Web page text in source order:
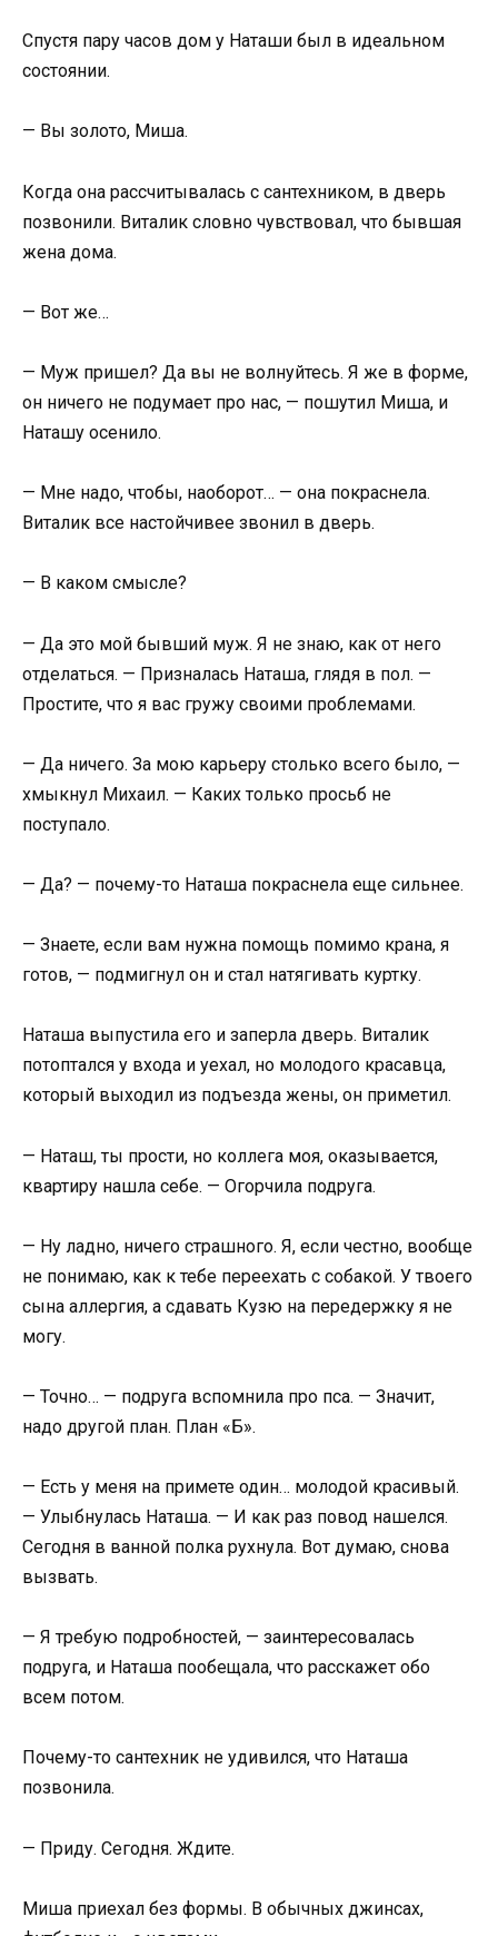
Спустя пару часов дом у Наташи был в идеальном
состоянии.
— Вы золото, Миша.
Когда она рассчитывалась с сантехником, в дверь
позвонили. Виталик словно чувствовал, что бывшая
жена дома.
— Вот же…
— Муж пришел? Да вы не волнуйтесь. Я же в форме,
он ничего не подумает про нас, — пошутил Миша, и
Наташу осенило.
— Мне надо, чтобы, наоборот… — она покраснела.
Виталик все настойчивее звонил в дверь.
— В каком смысле?
— Да это мой бывший муж. Я не знаю, как от него
отделаться. — Призналась Наташа, глядя в пол. —
Простите, что я вас гружу своими проблемами.
— Да ничего. За мою карьеру столько всего было, —
хмыкнул Михаил. — Каких только просьб не
поступало.
— Да? — почему-то Наташа покраснела еще сильнее.
— Знаете, если вам нужна помощь помимо крана, я
готов, — подмигнул он и стал натягивать куртку.
Наташа выпустила его и заперла дверь. Виталик
потоптался у входа и уехал, но молодого красавца,
который выходил из подъезда жены, он приметил.
— Наташ, ты прости, но коллега моя, оказывается,
квартиру нашла себе. — Огорчила подруга.
— Ну ладно, ничего страшного. Я, если честно, вообще
не понимаю, как к тебе переехать с собакой. У твоего
сына аллергия, а сдавать Кузю на передержку я не
могу.
— Точно… — подруга вспомнила про пса. — Значит,
надо другой план. План «Б».
— Есть у меня на примете один… молодой красивый.
— Улыбнулась Наташа. — И как раз повод нашелся.
Сегодня в ванной полка рухнула. Вот думаю, снова
вызвать.
— Я требую подробностей, — заинтересовалась
подруга, и Наташа пообещала, что расскажет обо
всем потом.
Почему-то сантехник не удивился, что Наташа
позвонила.
— Приду. Сегодня. Ждите.
Миша приехал без формы. В обычных джинсах,